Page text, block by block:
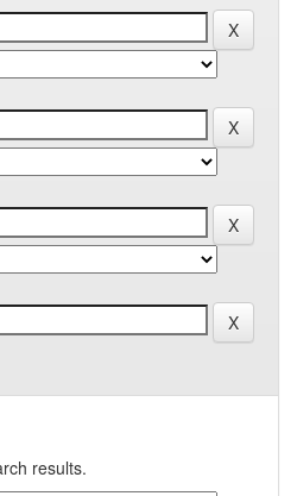
results.